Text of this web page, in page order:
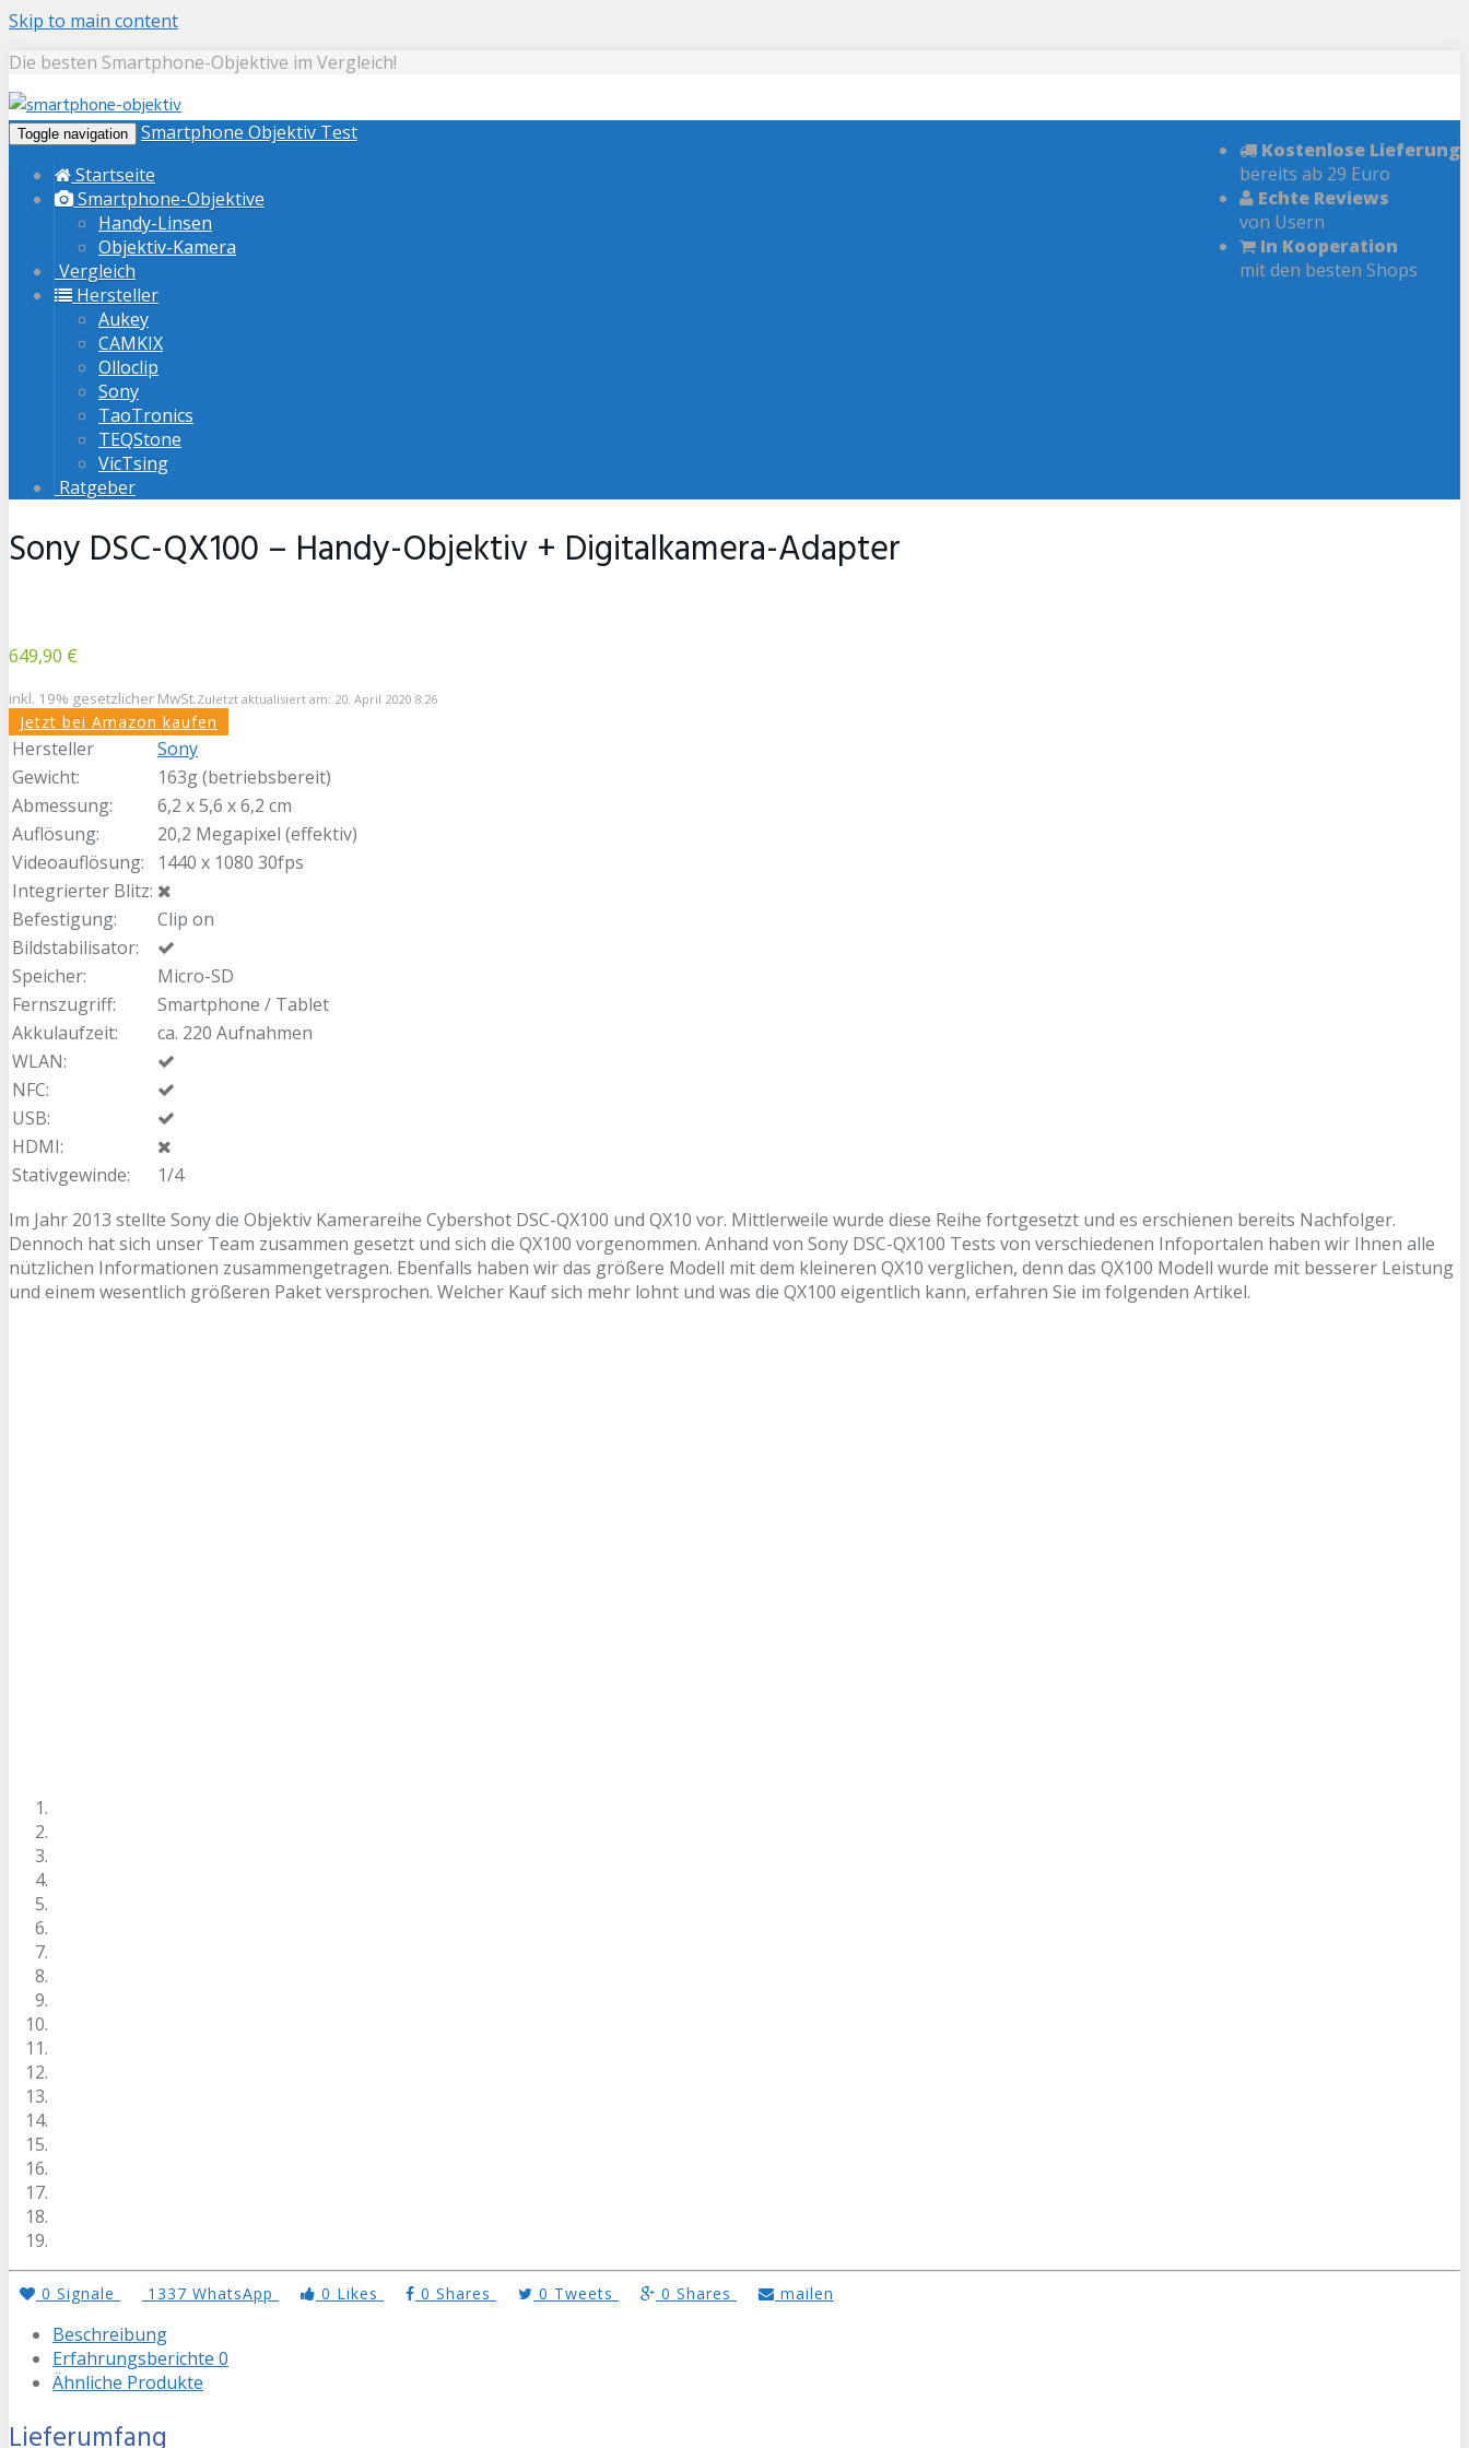
Skip to main content
Die besten Smartphone-Objektive im Vergleich!
Kostenlose Lieferung
bereits ab 29 Euro
Echte Reviews
von Usern
In Kooperation
mit den besten Shops
Toggle navigation
Smartphone Objektiv Test
Startseite
Smartphone-Objektive
Handy-Linsen
Objektiv-Kamera
Vergleich
Hersteller
Aukey
CAMKIX
Olloclip
Sony
TaoTronics
TEQStone
VicTsing
Ratgeber
Sony DSC-QX100 – Handy-Objektiv + Digitalkamera-Adapter
649,90 €
inkl. 19% gesetzlicher MwSt.Zuletzt aktualisiert am: 20. April 2020 8:26
Jetzt bei Amazon kaufen
Hersteller
Sony
Gewicht:
163g (betriebsbereit)
Abmessung:
6,2 x 5,6 x 6,2 cm
Auflösung:
20,2 Megapixel (effektiv)
Videoauflösung:
1440 x 1080 30fps
Integrierter Blitz:
Befestigung:
Clip on
Bildstabilisator:
Speicher:
Micro-SD
Fernszugriff:
Smartphone / Tablet
Akkulaufzeit:
ca. 220 Aufnahmen
WLAN:
NFC:
USB:
HDMI:
Stativgewinde:
1/4
Im Jahr 2013 stellte Sony die Objektiv Kamerareihe Cybershot DSC-QX100 und QX10 vor. Mittlerweile wurde diese Reihe fortgesetzt und es erschienen bereits Nachfolger.
Dennoch hat sich unser Team zusammen gesetzt und sich die QX100 vorgenommen. Anhand von Sony DSC-QX100 Tests von verschiedenen Infoportalen haben wir Ihnen alle
nützlichen Informationen zusammengetragen. Ebenfalls haben wir das größere Modell mit dem kleineren QX10 verglichen, denn das QX100 Modell wurde mit besserer Leistung
und einem wesentlich größeren Paket versprochen. Welcher Kauf sich mehr lohnt und was die QX100 eigentlich kann, erfahren Sie im folgenden Artikel.
0 Signale 1337 WhatsApp 0 Likes 0 Shares 0 Tweets 0 Shares mailen
Beschreibung
Erfahrungsberichte 0
Ähnliche Produkte
Lieferumfang